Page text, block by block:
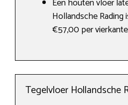
Een houten vloer
Hollandsche Rading
€57,00 per
Tegelvloer Hollandsche